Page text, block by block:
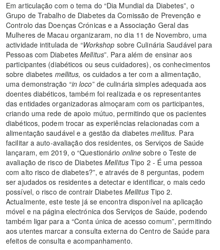
Em articulação com o tema do “Dia Mundial da Diabetes”, o
Grupo de Trabalho de Diabetes da Comissão de Prevenção e
Controlo das Doenças Crónicas e a Associação Geral das
Mulheres de Macau organizaram, no dia 11 de Novembro, uma
actividade intitulada de “Workshop sobre Culinária Saudável para
Pessoas com Diabetes Mellitus”. Para além de ensinar aos
participantes (diabéticos ou seus cuidadores), os conhecimentos
sobre diabetes mellitus, os cuidados a ter com a alimentação,
uma demonstração “in loco” de culinária simples adequada aos
doentes diabéticos, também foi realizada e os representantes
das entidades organizadoras almoçaram com os participantes,
criando uma rede de apoio mútuo, permitindo que os pacientes
diabéticos, podem trocar as experiências relacionadas com a
alimentação saudável e a gestão da diabetes mellitus. Para
facilitar a auto-avaliação dos residentes, os Serviços de Saúde
lançaram, em 2019, o “Questionário online sobre o Teste de
avaliação de risco de DiabetesMellitusTipo 2 - É uma pessoa
com alto risco de diabetes?”, e através de 8 perguntas, podem
ser ajudados os residentes a detectar e identificar, o mais cedo
possível, o risco de contrair Diabetes MellitusTipo 2.
Actualmente, este teste já se encontra disponível na aplicação
móvel e na página electrónica dos Serviços de Saúde, podendo
também ligar para a “Conta única de acesso comum”, permitindo
aos utentes marcar a consulta externa do Centro de Saúde para
efeitos de consulta e acompanhamento.